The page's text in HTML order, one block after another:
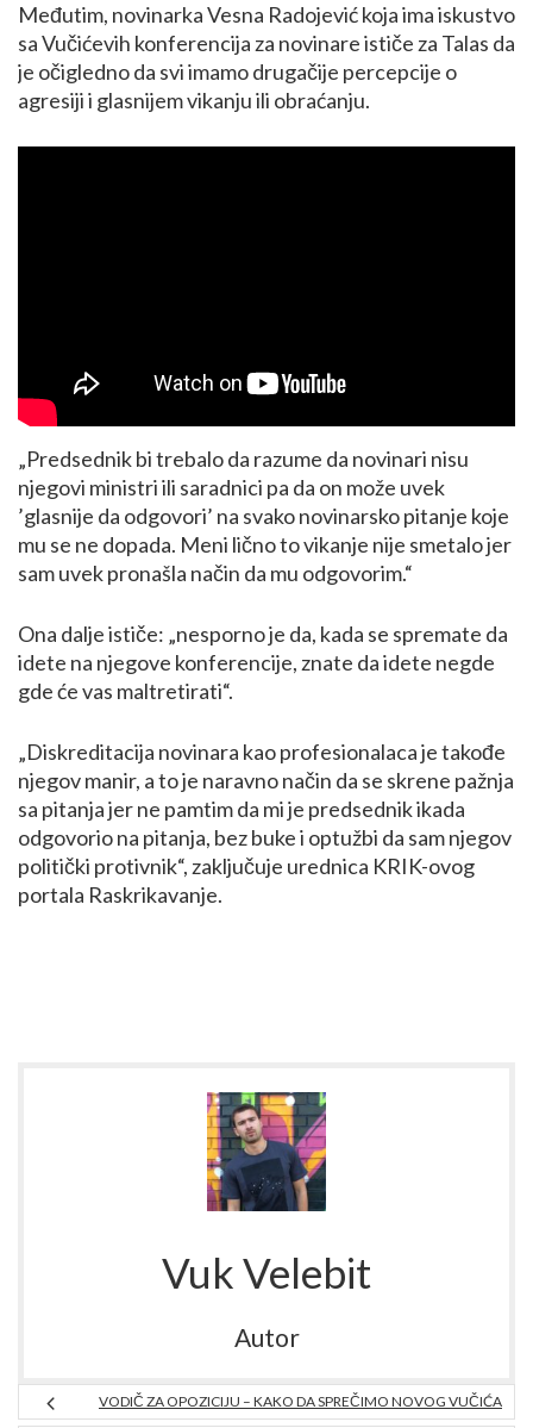
Međutim, novinarka Vesna Radojević koja ima iskustvo
sa Vučićevih konferencija za novinare ističe za Talas da
je očigledno da svi imamo drugačije percepcije o
agresiji i glasnijem vikanju ili obraćanju.
„Predsednik bi trebalo da razume da novinari nisu
njegovi ministri ili saradnici pa da on može uvek
’glasnije da odgovori’ na svako novinarsko pitanje koje
mu se ne dopada. Meni lično to vikanje nije smetalo jer
sam uvek pronašla način da mu odgovorim.“
Ona dalje ističe: „nesporno je da, kada se spremate da
idete na njegove konferencije, znate da idete negde
gde će vas maltretirati“.
„Diskreditacija novinara kao profesionalaca je takođe
njegov manir, a to je naravno način da se skrene pažnja
sa pitanja jer ne pamtim da mi je predsednik ikada
odgovorio na pitanja, bez buke i optužbi da sam njegov
politički protivnik“, zaključuje urednica KRIK-ovog
portala Raskrikavanje.
Vuk Velebit
Autor
VODIČ ZA OPOZICIJU – KAKO DA SPREČIMO NOVOG VUČIĆA